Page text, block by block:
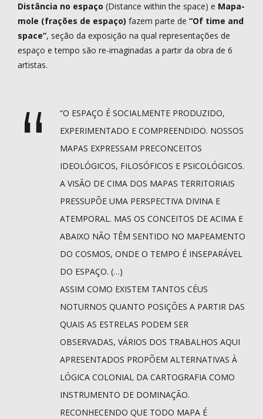
Distância no espaço (Distance within the space) e Mapa-
mole (frações de espaço) fazem parte de “Of time and
space”, seção da exposição na qual representações de
espaço e tempo são re-imaginadas a partir da obra de 6
artistas.
“O ESPAÇO É SOCIALMENTE PRODUZIDO,
EXPERIMENTADO E COMPREENDIDO. NOSSOS
MAPAS EXPRESSAM PRECONCEITOS
IDEOLÓGICOS, FILOSÓFICOS E PSICOLÓGICOS.
A VISÃO DE CIMA DOS MAPAS TERRITORIAIS
PRESSUPÕE UMA PERSPECTIVA DIVINA E
ATEMPORAL. MAS OS CONCEITOS DE ACIMA E
ABAIXO NÃO TÊM SENTIDO NO MAPEAMENTO
DO COSMOS, ONDE O TEMPO É INSEPARÁVEL
DO ESPAÇO. (…)
ASSIM COMO EXISTEM TANTOS CÉUS
NOTURNOS QUANTO POSIÇÕES A PARTIR DAS
QUAIS AS ESTRELAS PODEM SER
OBSERVADAS, VÁRIOS DOS TRABALHOS AQUI
APRESENTADOS PROPÕEM ALTERNATIVAS À
LÓGICA COLONIAL DA CARTOGRAFIA COMO
INSTRUMENTO DE DOMINAÇÃO.
RECONHECENDO QUE TODO MAPA É